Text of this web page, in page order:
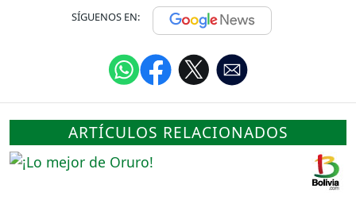
SÍGUENOS EN:
ARTÍCULOS RELACIONADOS